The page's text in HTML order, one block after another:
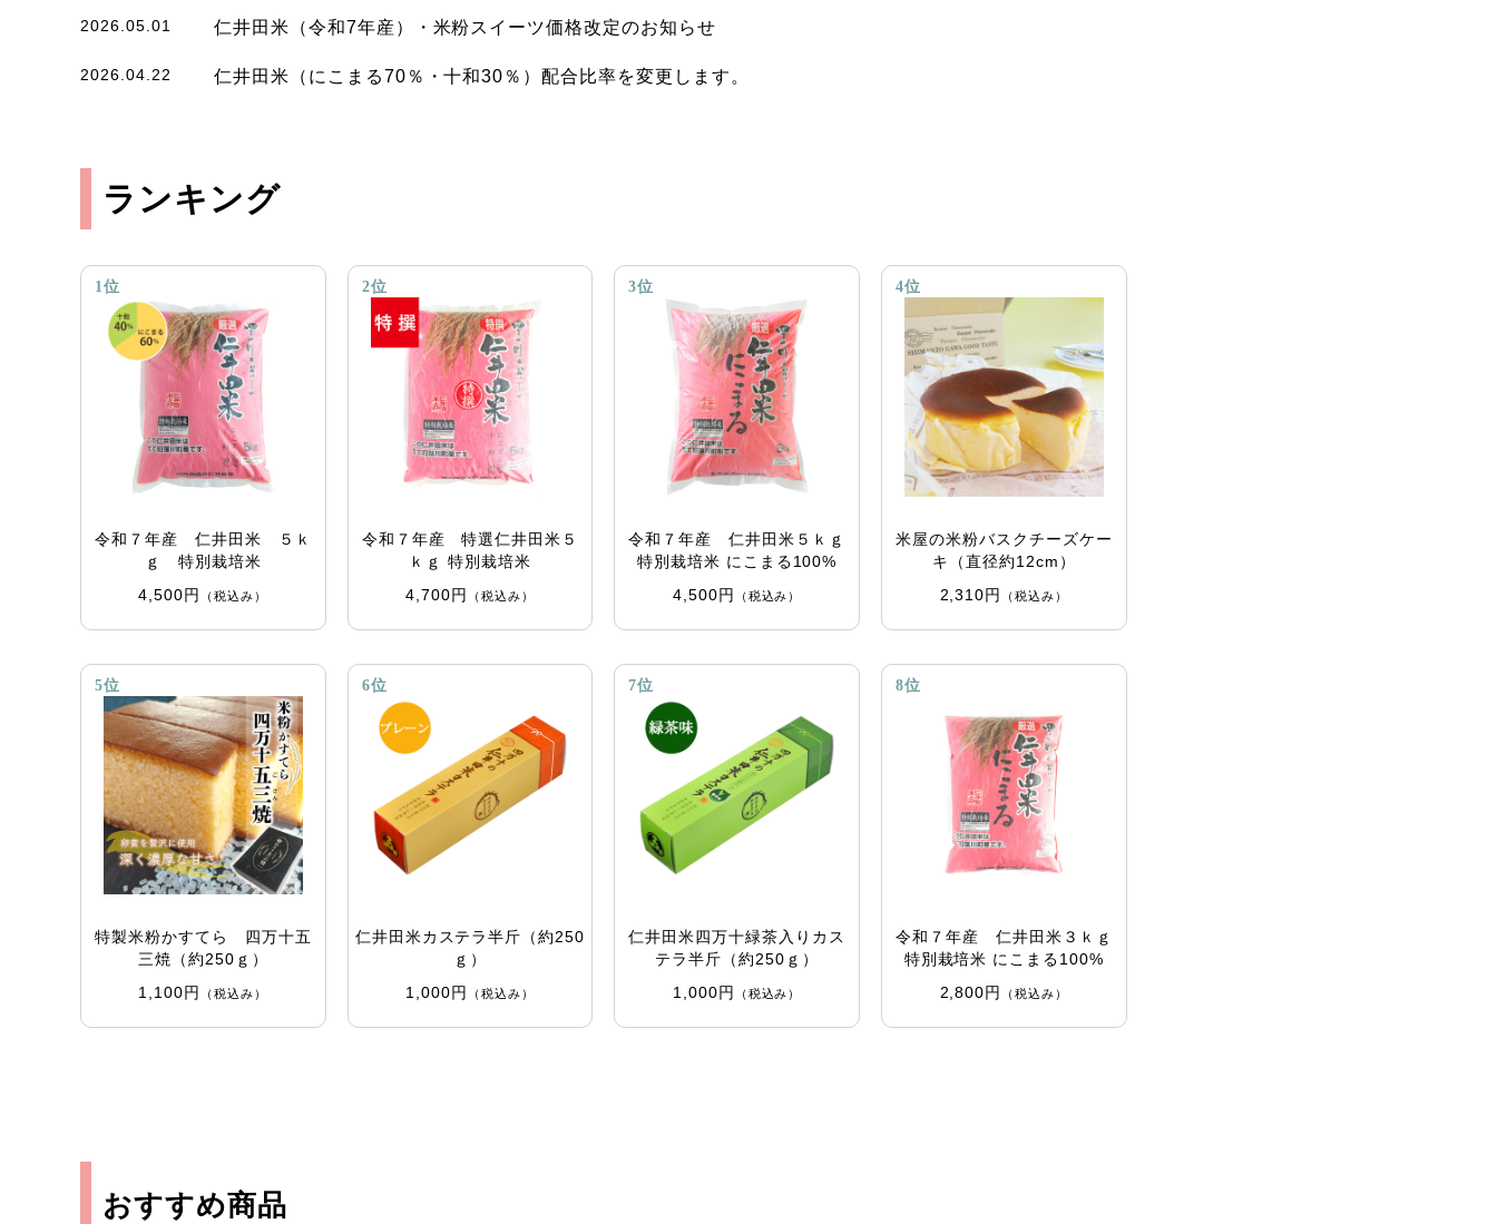
2026.05.01 仁井田米（令和7年産）・米粉スイーツ価格改定のお知らせ
2026.04.22 仁井田米（にこまる70％・十和30％）配合比率を変更します。
ランキング
1位
令和７年産 仁井田米 ５ｋ
ｇ 特別栽培米
4,500円
（税込み）
2位
令和７年産 特選仁井田米５
ｋｇ 特別栽培米
4,700円
（税込み）
3位
令和７年産 仁井田米５ｋｇ
特別栽培米 にこまる100%
4,500円
（税込み）
4位
米屋の米粉バスクチーズケー
キ（直径約12cm）
2,310円
（税込み）
5位
特製米粉かすてら 四万十五
三焼（約250ｇ）
1,100円
（税込み）
6位
仁井田米カステラ半斤（約250
ｇ）
1,000円
（税込み）
7位
仁井田米四万十緑茶入りカス
テラ半斤（約250ｇ）
1,000円
（税込み）
8位
令和７年産 仁井田米３ｋｇ
特別栽培米 にこまる100%
2,800円
（税込み）
おすすめ商品